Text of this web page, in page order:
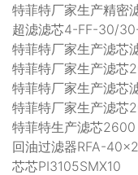
特菲特厂家生产精密
超滤滤芯4-FF-30/
特菲特厂家生产滤芯
特菲特厂家生产滤芯
特菲特厂家生产滤芯
特菲特厂家生产滤芯
特菲特生产滤芯
回油过滤器RFA-
芯芯PI3105SMX10